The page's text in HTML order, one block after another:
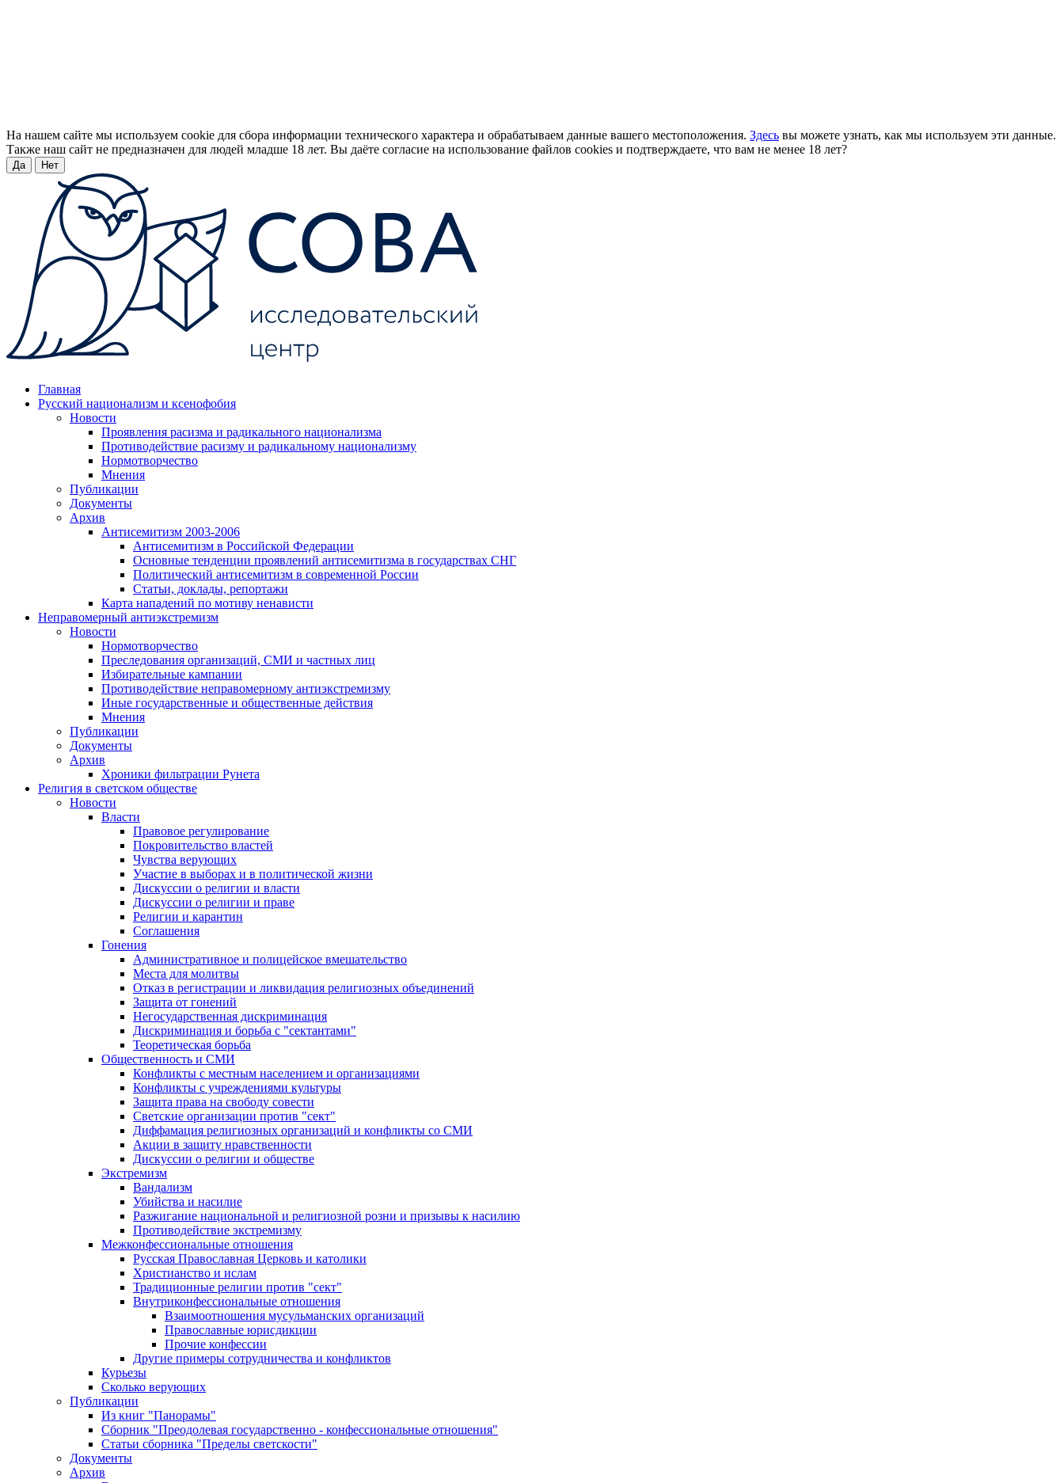
На нашем сайте мы используем cookie для сбора информации технического характера и обрабатываем данные вашего местоположения. Здесь вы можете узнать, как мы используем эти данные.
Также наш сайт не предназначен для людей младше 18 лет. Вы даёте согласие на использование файлов cookies и подтверждаете, что вам не менее 18 лет?
Да Нет
Главная
Русский национализм и ксенофобия
Новости
Проявления расизма и радикального национализма
Противодействие расизму и радикальному национализму
Нормотворчество
Мнения
Публикации
Документы
Архив
Антисемитизм 2003-2006
Антисемитизм в Российской Федерации
Основные тенденции проявлений антисемитизма в государствах СНГ
Политический антисемитизм в современной России
Статьи, доклады, репортажи
Карта нападений по мотиву ненависти
Неправомерный антиэкстремизм
Новости
Нормотворчество
Преследования организаций, СМИ и частных лиц
Избирательные кампании
Противодействие неправомерному антиэкстремизму
Иные государственные и общественные действия
Мнения
Публикации
Документы
Архив
Хроники фильтрации Рунета
Религия в светском обществе
Новости
Власти
Правовое регулирование
Покровительство властей
Чувства верующих
Участие в выборах и в политической жизни
Дискуссии о религии и власти
Дискуссии о религии и праве
Религии и карантин
Соглашения
Гонения
Административное и полицейское вмешательство
Места для молитвы
Отказ в регистрации и ликвидация религиозных объединений
Защита от гонений
Негосударственная дискриминация
Дискриминация и борьба с "сектантами"
Теоретическая борьба
Общественность и СМИ
Конфликты с местным населением и организациями
Конфликты с учреждениями культуры
Защита права на свободу совести
Светские организации против "сект"
Диффамация религиозных организаций и конфликты со СМИ
Акции в защиту нравственности
Дискуссии о религии и обществе
Экстремизм
Вандализм
Убийства и насилие
Разжигание национальной и религиозной розни и призывы к насилию
Противодействие экстремизму
Межконфессиональные отношения
Русская Православная Церковь и католики
Христианство и ислам
Традиционные религии против "сект"
Внутриконфессиональные отношения
Взаимоотношения мусульманских организаций
Православные юрисдикции
Прочие конфессии
Другие примеры сотрудничества и конфликтов
Курьезы
Сколько верующих
Публикации
Из книг "Панорамы"
Сборник "Преодолевая государственно - конфессиональные отношения"
Статьи сборника "Пределы светскости"
Документы
Архив